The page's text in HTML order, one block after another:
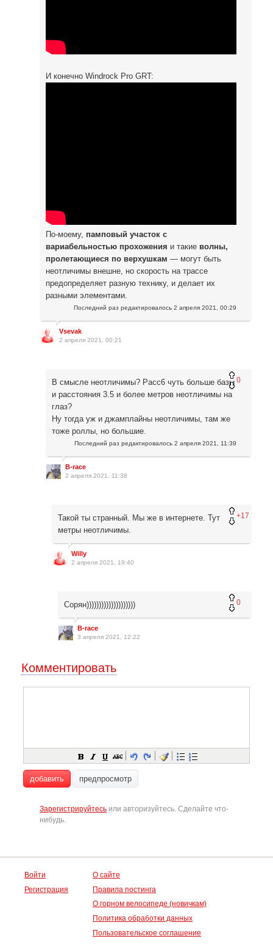
И конечно Windrock Pro GRT:
По-моему, памповый участок с
вариабельностью прохожения и такие волны,
пролетающиеся по верхушкам — могут быть
неотличимы внешне, но скорость на трассе
предопределяет разную технику, и делает их
разными элементами.
Последний раз редактировалось 2 апреля 2021, 00:29
Vsevak
2 апреля 2021, 00:21
0
В смысле неотличимы? Расс6 чуть больше базы
и расстояния 3.5 и более метров неотличимы на
глаз?
Ну тогда уж и джамплайны неотличимы, там же
тоже роллы, но большие.
Последний раз редактировалось 2 апреля 2021, 11:39
B-race
2 апреля 2021, 11:38
+17
Такой ты странный. Мы же в интернете. Тут
метры неотличимы.
Willy
2 апреля 2021, 19:40
0
Сорян))))))))))))))))))))
B-race
3 апреля 2021, 12:22
Комментировать
добавить предпросмотр
Зарегистрируйтесь или авторизуйтесь. Сделайте что-
нибудь.
Войти
Регистрация
О сайте
Правила постинга
О горном велосипеде (новичкам)
Политика обработки данных
Пользовательское соглашение